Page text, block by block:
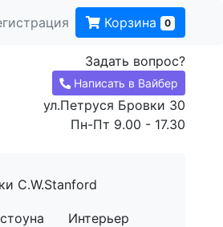
Корзина 0
Задать вопрос?
Написать в Вайбер
ул.Петруся Бровки 30
Пн-Пт 9.00 - 17.30
C.W.Stanford
Интерьер